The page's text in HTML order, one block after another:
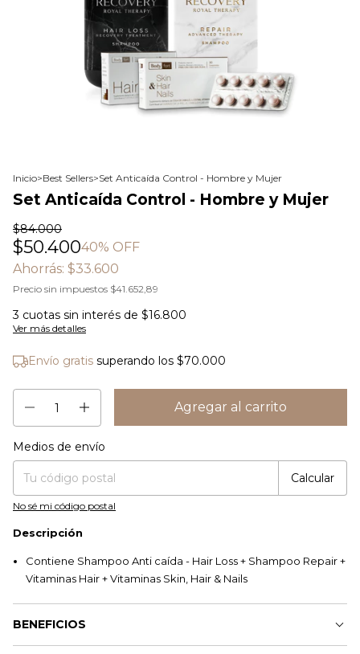
Inicio>Best Sellers>Set Anticaída Control - Hombre y Mujer
Set Anticaída Control - Hombre y Mujer
$84.000
$50.40040% OFF
Ahorrás: $33.600
Precio sin impuestos $41.652,89
3 cuotas sin interés de $16.800
Ver más detalles
Envío gratis superando los $70.000
Entregas para el CP:
Medios de envío
Calcular
No sé mi código postal
Descripción
Contiene Shampoo Anti caída - Hair Loss + Shampoo Repair +
Vitaminas Hair + Vitaminas Skin, Hair & Nails
BENEFICIOS